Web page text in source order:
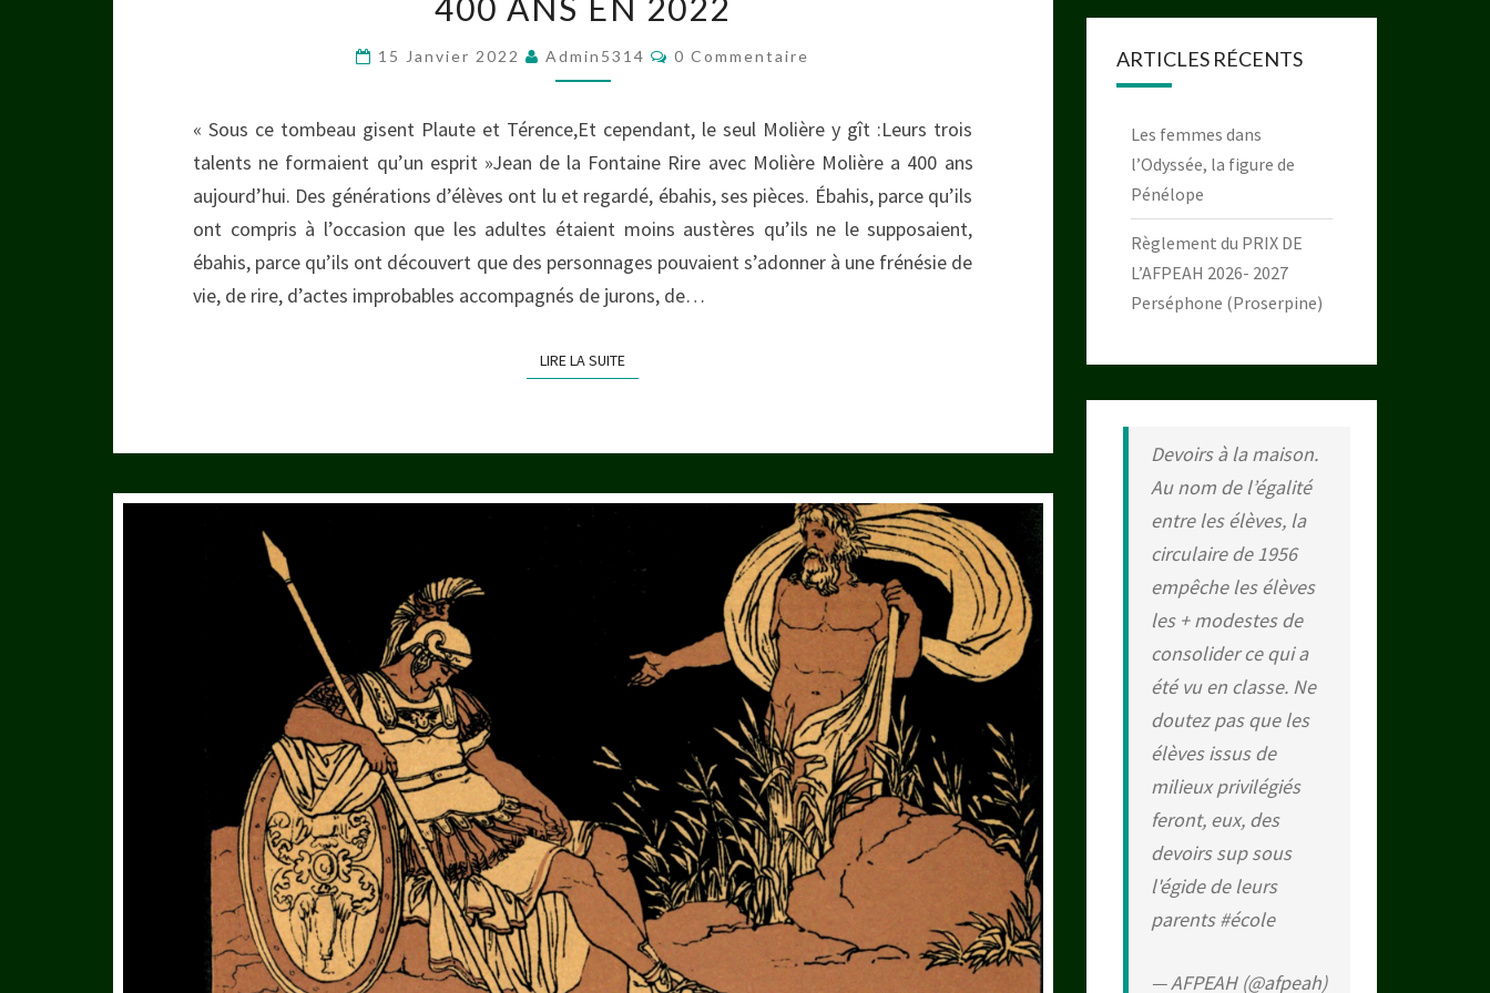
ANS
EN
2022
15 Janvier 2022 Admin5314 Commentaires
0 Commentaire
« Sous ce tombeau gisent Plaute et Térence,Et cependant, le seul Molière y gît :Leurs trois
talents ne formaient qu’un esprit »Jean de la Fontaine Rire avec Molière Molière a 400 ans
aujourd’hui. Des générations d’élèves ont lu et regardé, ébahis, ses pièces. Ébahis, parce qu’ils
ont compris à l’occasion que les adultes étaient moins austères qu’ils ne le supposaient,
ébahis, parce qu’ils ont découvert que des personnages pouvaient s’adonner à une frénésie de
vie, de rire, d’actes improbables accompagnés de jurons, de…
LIRE LA SUITELIRE LA SUITE
ARTICLES RÉCENTS
Les femmes dans
l’Odyssée, la figure de
Pénélope
Règlement du PRIX DE
L’AFPEAH 2026- 2027
Perséphone (Proserpine)
Devoirs à la maison.
Au nom de l’égalité
entre les élèves, la
circulaire de 1956
empêche les élèves
les + modestes de
consolider ce qui a
été vu en classe. Ne
doutez pas que les
élèves issus de
milieux privilégiés
feront, eux, des
devoirs sup sous
l'égide de leurs
parents#école
— AFPEAH (@afpeah)